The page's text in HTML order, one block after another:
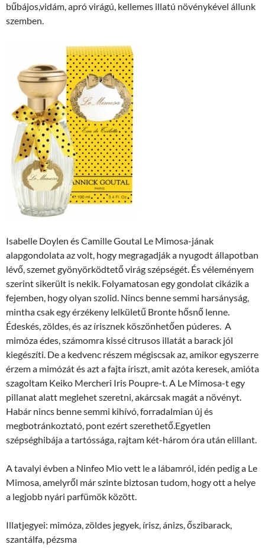
bűbájos,vidám, apró virágú, kellemes illatú növénykével állunk
szemben.
Isabelle Doylen és Camille Goutal Le Mimosa-jának
alapgondolata az volt, hogy megragadják a nyugodt állapotban
lévő, szemet gyönyörködtető virág szépségét. És véleményem
szerint sikerült is nekik. Folyamatosan egy gondolat cikázik a
fejemben, hogy olyan szolid. Nincs benne semmi harsányság,
mintha csak egy érzékeny lelkületű Bronte hősnő lenne.
Édeskés, zöldes, és az írisznek köszönhetően púderes. A
mimóza édes, számomra kissé citrusos illatát a barack jól
kiegészíti. De a kedvenc részem mégiscsak az, amikor egyszerre
érzem a mimózát és azt a fajta íriszt, amit azóta keresek, amióta
szagoltam Keiko Mercheri Iris Poupre-t. A Le Mimosa-t egy
pillanat alatt meglehet szeretni, akárcsak magát a növényt.
Habár nincs benne semmi kihívó, forradalmian új és
megbotránkoztató, pont ezért szerethető.Egyetlen
szépséghibája a tartóssága, rajtam két-három óra után elillant.
A tavalyi évben a Ninfeo Mio vett le a lábamról, idén pedig a Le
Mimosa, amelyről már szinte biztosan tudom, hogy ott a helye
a legjobb nyári parfümök között.
Illatjegyei: mimóza, zöldes jegyek, írisz, ánizs, őszibarack,
szantálfa, pézsma